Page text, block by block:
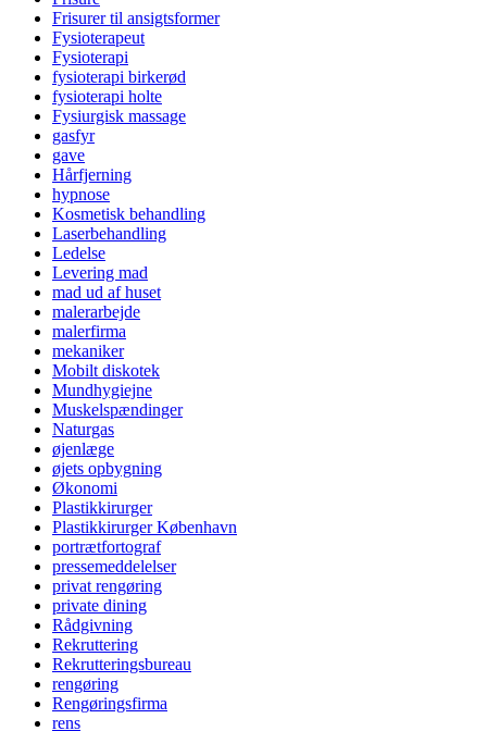
Frisurer til ansigtsformer
Fysioterapeut
Fysioterapi
fysioterapi birkerød
fysioterapi holte
Fysiurgisk massage
gasfyr
gave
Hårfjerning
hypnose
Kosmetisk behandling
Laserbehandling
Ledelse
Levering mad
mad ud af huset
malerarbejde
malerfirma
mekaniker
Mobilt diskotek
Mundhygiejne
Muskelspændinger
Naturgas
øjenlæge
øjets opbygning
Økonomi
Plastikkirurger
Plastikkirurger København
portrætfortograf
pressemeddelelser
privat rengøring
private dining
Rådgivning
Rekruttering
Rekrutteringsbureau
rengøring
Rengøringsfirma
rens